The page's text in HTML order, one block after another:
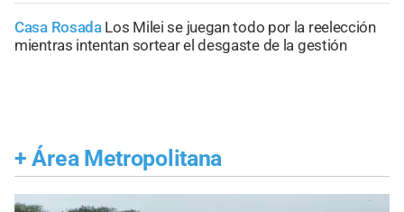
Casa Rosada Los Milei se juegan todo por la reelección
mientras intentan sortear el desgaste de la gestión
+ Área Metropolitana